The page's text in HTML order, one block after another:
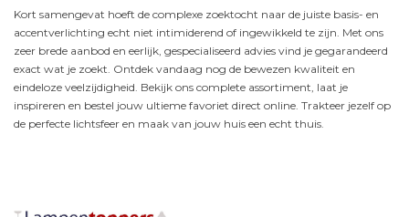
Kort samengevat hoeft de complexe zoektocht naar de juiste basis- en
accentverlichting echt niet intimiderend of ingewikkeld te zijn. Met ons
zeer brede aanbod en eerlijk, gespecialiseerd advies vind je gegarandeerd
exact wat je zoekt. Ontdek vandaag nog de bewezen kwaliteit en
eindeloze veelzijdigheid. Bekijk ons complete assortiment, laat je
inspireren en bestel jouw ultieme favoriet direct online. Trakteer jezelf op
de perfecte lichtsfeer en maak van jouw huis een echt thuis.